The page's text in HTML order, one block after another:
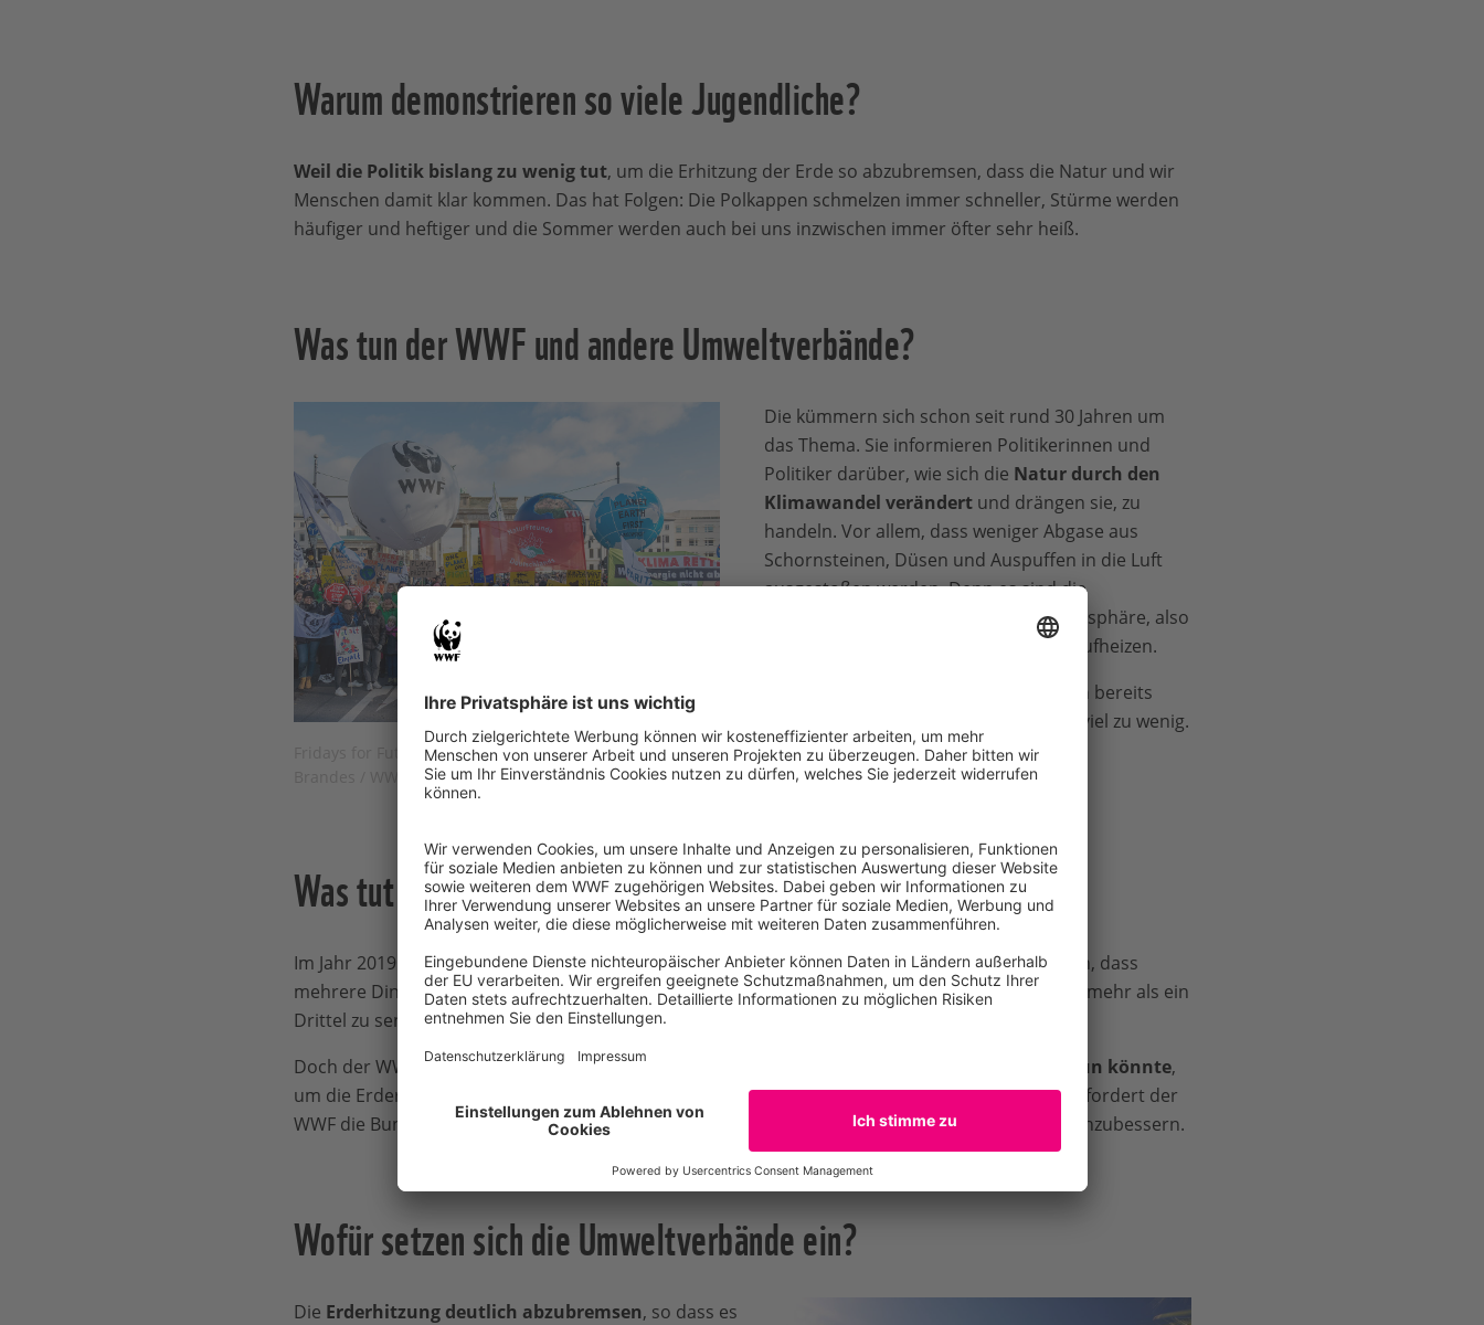
Warum demonstrieren so viele Jugendliche?
Weil die Politik bislang zu wenig tut, um die Erhitzung der Erde so abzubremsen, dass die Natur und wir
Menschen damit klar kommen. Das hat Folgen: Die Polkappen schmelzen immer schneller, Stürme werden
häufiger und heftiger und die Sommer werden auch bei uns inzwischen immer öfter sehr heiß.
Was tun der WWF und andere Umweltverbände?
Fridays for Future Klimademo in Berlin © Alexander Paul
Die kümmern sich schon seit rund 30 Jahren um
das Thema. Sie informieren Politikerinnen und
Politiker darüber, wie sich die Natur durch den
Klimawandel verändert und drängen sie, zu
handeln. Vor allem, dass weniger Abgase aus
Schornsteinen, Düsen und Auspuffen in die Luft
ausgestoßen werden. Denn es sind die
darin, die unsere Atmosphäre, also
die Luft um uns herum, immer mehr aufheizen.
wurden bereits
erreicht, doch insgesamt ist das noch viel zu wenig.
Was tut unsere Bundesregierung?
Im Jahr 2019 hat die Bundesregierung einKlimapaketbeschlossen. Das Wort „Paket“ soll sagen, dass
mehrere Dinge geplant werden, um den Ausstoß an Treibhausgasen von heute ab bis 2030 um mehr als ein
Drittel zu senken.
Doch der WWF und viele andere Umweltverbände finden, dass
Deutschland noch viel mehr tun könnte,
um die Erderhitzung so abzubremsen, dass es für Mensch und Natur erträglich bleibt. Deshalb fordert der
WWF die Bundesregierung auf, ihre Hausaufgaben zu machen und das Klimapaket deutlich nachzubessern.
Wofür setzen sich die Umweltverbände ein?
Die Erderhitzung deutlich abzubremsen, so dass es